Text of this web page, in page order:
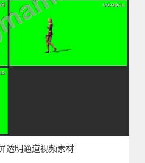
透明通道视频素材